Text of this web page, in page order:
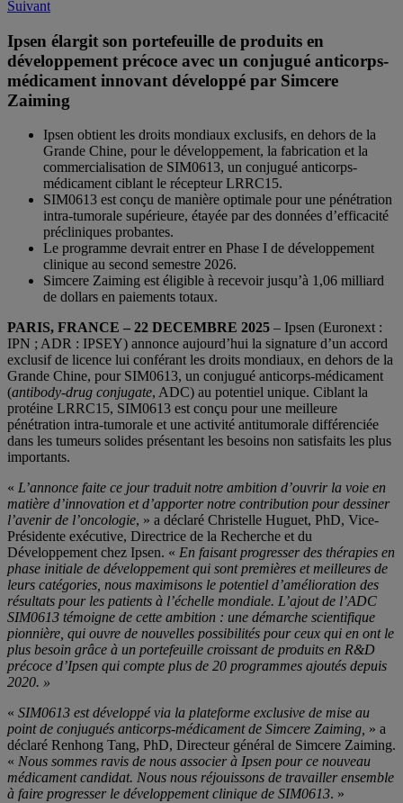
navigation
Suivant
Ipsen élargit son portefeuille de produits en
développement précoce avec un conjugué anticorps-
médicament innovant développé par Simcere
Zaiming
Ipsen obtient les droits mondiaux exclusifs, en dehors de la
Grande Chine, pour le développement, la fabrication et la
commercialisation de SIM0613, un conjugué anticorps-
médicament ciblant le récepteur LRRC15.
SIM0613 est conçu de manière optimale pour une pénétration
intra-tumorale supérieure, étayée par des données d’efficacité
précliniques probantes.
Le programme devrait entrer en Phase I de développement
clinique au second semestre 2026.
Simcere Zaiming est éligible à recevoir jusqu’à 1,06 milliard
de dollars en paiements totaux.
PARIS, FRANCE – 22 DECEMBRE 2025 – Ipsen (Euronext :
IPN ; ADR : IPSEY) annonce aujourd’hui la signature d’un accord
exclusif de licence lui conférant les droits mondiaux, en dehors de la
Grande Chine, pour SIM0613, un conjugué anticorps-médicament
(antibody-drug conjugate, ADC) au potentiel unique. Ciblant la
protéine LRRC15, SIM0613 est conçu pour une meilleure
pénétration intra-tumorale et une activité antitumorale différenciée
dans les tumeurs solides présentant les besoins non satisfaits les plus
importants.
« L’annonce faite ce jour traduit notre ambition d’ouvrir la voie en
matière d’innovation et d’apporter notre contribution pour dessiner
l’avenir de l’oncologie, » a déclaré Christelle Huguet, PhD, Vice-
Présidente exécutive, Directrice de la Recherche et du
Développement chez Ipsen. « En faisant progresser des thérapies en
phase initiale de développement qui sont premières et meilleures de
leurs catégories, nous maximisons le potentiel d’amélioration des
résultats pour les patients à l’échelle mondiale. L’ajout de l’ADC
SIM0613 témoigne de cette ambition : une démarche scientifique
pionnière, qui ouvre de nouvelles possibilités pour ceux qui en ont le
plus besoin grâce à un portefeuille croissant de produits en R&D
précoce d’Ipsen qui compte plus de 20 programmes ajoutés depuis
2020. »
« SIM0613 est développé via la plateforme exclusive de mise au
point de conjugués anticorps-médicament de Simcere Zaiming, » a
déclaré Renhong Tang, PhD, Directeur général de Simcere Zaiming.
« Nous sommes ravis de nous associer à Ipsen pour ce nouveau
médicament candidat. Nous nous réjouissons de travailler ensemble
à faire progresser le développement clinique de SIM0613. »